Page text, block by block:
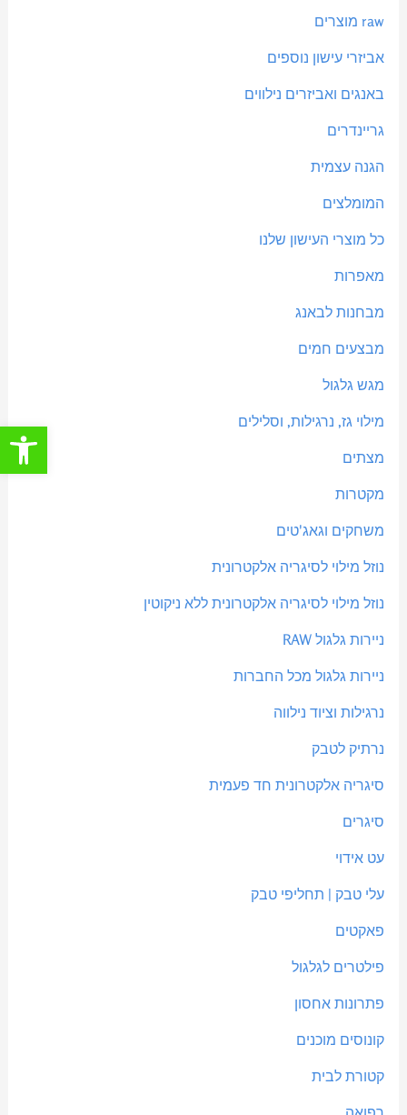
raw מוצרים
אביזרי עישון נוספים
באנגים ואביזרים נילווים
גריינדרים
הגנה עצמית
המומלצים
כל מוצרי העישון שלנו
מאפרות
מבחנות לבאנג
מבצעים חמים
מגש גלגול
מילוי גז, נרגילות, וסלילים
מצתים
מקטרות
משחקים וגאג'טים
נוזל מילוי לסיגריה אלקטרונית
נוזל מילוי לסיגריה אלקטרונית ללא ניקוטין
ניירות גלגול RAW
ניירות גלגול מכל החברות
נרגילות וציוד נילווה
נרתיק לטבק
סיגריה אלקטרונית חד פעמית
סיגרים
עט אידוי
עלי טבק | תחליפי טבק
פאקטים
פילטרים לגלגול
פתרונות אחסון
קונוסים מוכנים
קטורת לבית
פתח